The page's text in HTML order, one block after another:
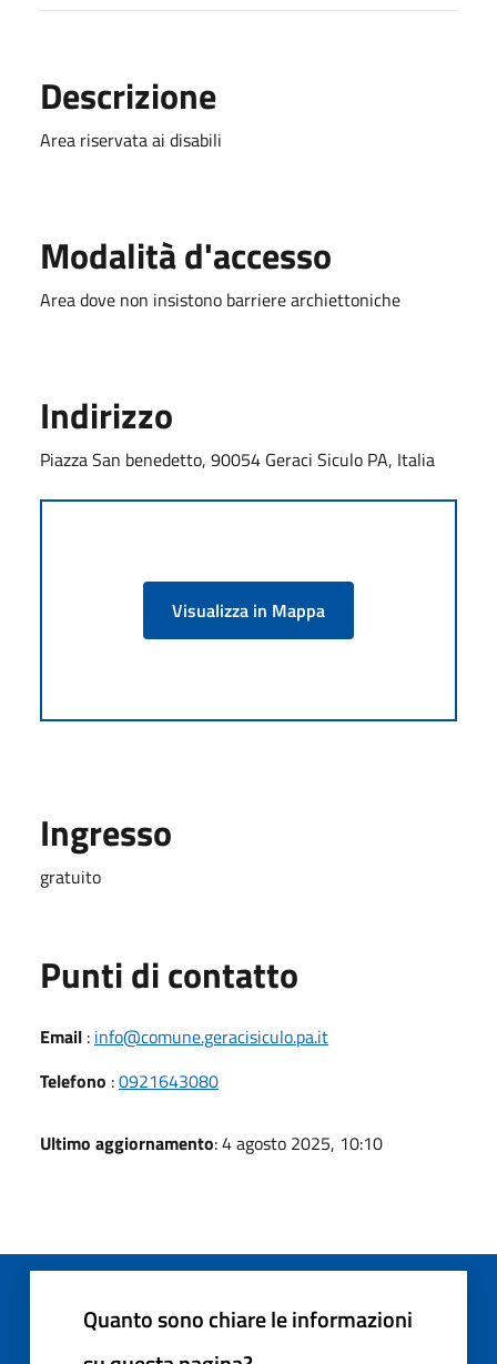
Descrizione
Area riservata ai disabili
Modalità d'accesso
Area dove non insistono barriere archiettoniche
Indirizzo
Piazza San benedetto, 90054 Geraci Siculo PA, Italia
Visualizza in Mappa
Ingresso
gratuito
Punti di contatto
Email : info@comune.geracisiculo.pa.it
Telefono :0921643080
Ultimo aggiornamento: 4 agosto 2025, 10:10
Quanto sono chiare le informazioni